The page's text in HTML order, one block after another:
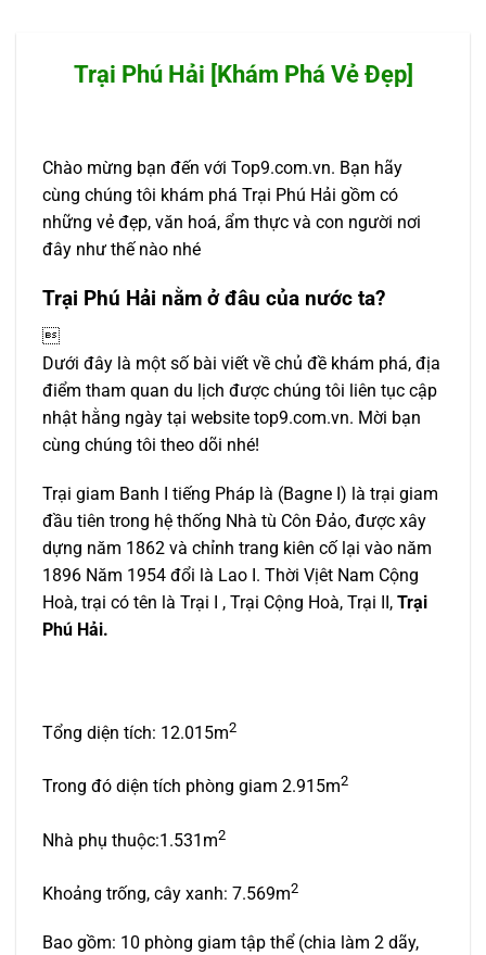
Trại Phú Hải [Khám Phá Vẻ Đẹp]
Chào mừng bạn đến với Top9.com.vn. Bạn hãy
cùng chúng tôi khám phá Trại Phú Hải gồm có
những vẻ đẹp, văn hoá, ẩm thực và con người nơi
đây như thế nào nhé
Trại Phú Hải nằm ở đâu của nước ta?

Dưới đây là một số bài viết về chủ đề khám phá, địa
điểm tham quan du lịch được chúng tôi liên tục cập
nhật hằng ngày tại website top9.com.vn. Mời bạn
cùng chúng tôi theo dõi nhé!
Trại giam Banh I tiếng Pháp là (Bagne I) là trại giam
đầu tiên trong hệ thống Nhà tù Côn Đảo, được xây
dựng năm 1862 và chỉnh trang kiên cố lại vào năm
1896 Năm 1954 đổi là Lao I. Thời Vịêt Nam Cộng
Hoà, trại có tên là Trại I , Trại Cộng Hoà, Trại II, Trại
Phú Hải.
Tổng diện tích: 12.015m2
Trong đó diện tích phòng giam 2.915m2
Nhà phụ thuộc:1.531m2
Khoảng trống, cây xanh: 7.569m2
Bao gồm: 10 phòng giam tập thể (chia làm 2 dãy,